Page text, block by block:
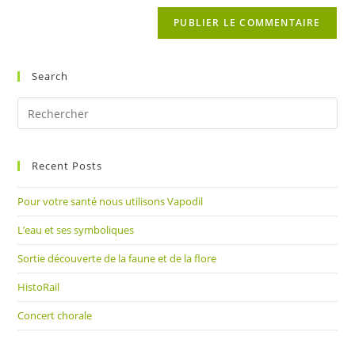
Search
Recent Posts
Pour votre santé nous utilisons Vapodil
L’eau et ses symboliques
Sortie découverte de la faune et de la flore
HistoRail
Concert chorale